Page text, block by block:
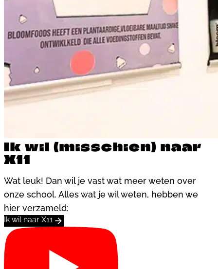
Ik wil (misschien) naar
X11
Wat leuk! Dan wil je vast wat meer weten over
onze school. Alles wat je wil weten, hebben we
hier verzameld:
Ik wil naar X11